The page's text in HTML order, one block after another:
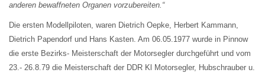
anderen bewaffneten Organen vorzubereiten.“
Die ersten Modellpiloten, waren Dietrich Oepke, Herbert Kammann,
Dietrich Papendorf und Hans Kasten. Am 06.05.1977 wurde in Pinnow
die erste Bezirks- Meisterschaft der Motorsegler durchgeführt und vom
23.- 26.8.79 die Meisterschaft der DDR Kl Motorsegler, Hubschrauber u.